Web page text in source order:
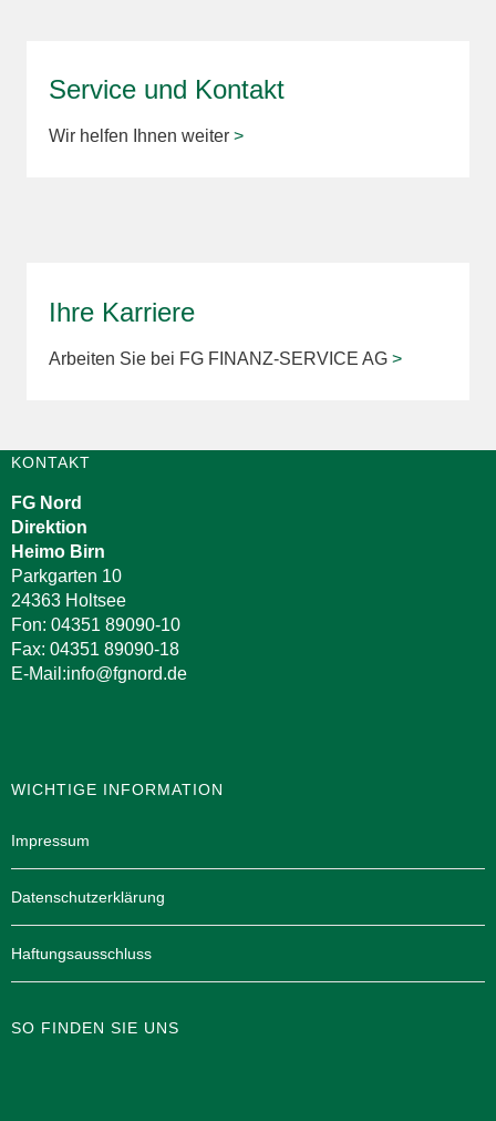
Service und Kontakt
Wir helfen Ihnen weiter >
Ihre Karriere
Arbeiten Sie bei FG FINANZ-SERVICE AG >
KONTAKT
FG Nord
Direktion
Heimo Birn
Parkgarten 10
24363 Holtsee
Fon: 04351 89090-10
Fax: 04351 89090-18
E-Mail:info@fgnord.de
WICHTIGE INFORMATION
Impressum
Datenschutzerklärung
Haftungsausschluss
SO FINDEN SIE UNS